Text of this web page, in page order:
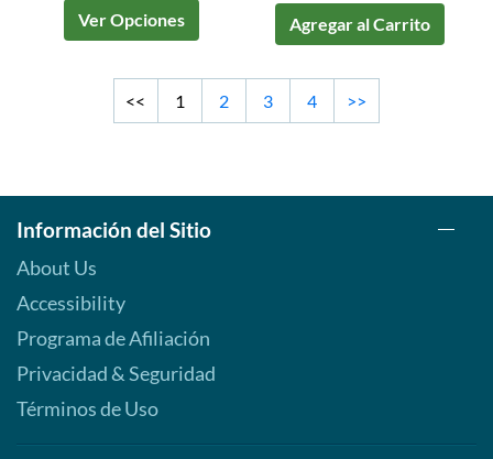
Ver Opciones Agregar al Carrito
<< 1 2 3 4 >>
Información del Sitio
About Us
Accessibility
Programa de Afiliación
Privacidad & Seguridad
Términos de Uso